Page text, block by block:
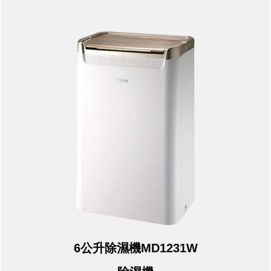
6公升除濕機MD1231W